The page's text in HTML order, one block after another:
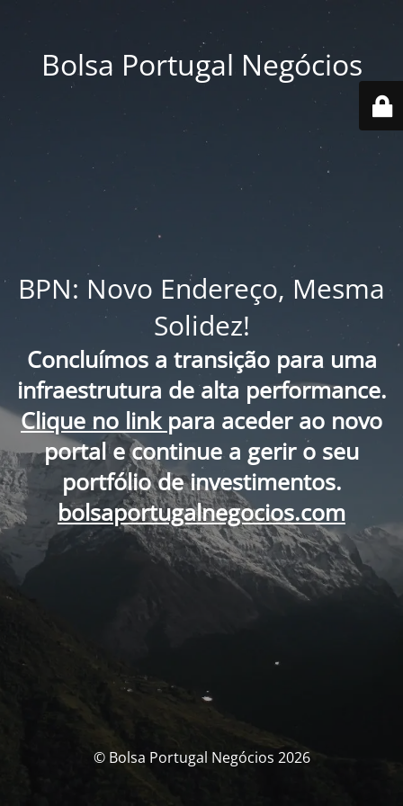
Bolsa Portugal Negócios
BPN: Novo Endereço, Mesma
Solidez!
Concluímos a transição para uma
infraestrutura de alta performance.
Clique no link para aceder ao novo
portal e continue a gerir o seu
portfólio de investimentos.
bolsaportugalnegocios.com
© Bolsa Portugal Negócios 2026